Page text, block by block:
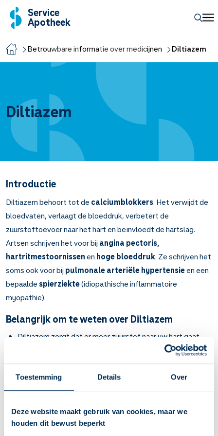
Toestemming Details Over
Deze website maakt gebruik van cookies, maar we
houden dit bewust beperkt
Service
Apotheek
Betrouwbare informatie over medicijnen Diltiazem
Diltiazem
Introductie
Diltiazem behoort tot de calciumblokkers. Het verwijdt de
bloedvaten, verlaagt de bloeddruk, verbetert de
zuurstoftoevoer naar het hart en beïnvloedt de hartslag.
Artsen schrijven het voor bij angina pectoris,
hartritmestoornissenen hoge bloeddruk. Ze schrijven het
soms ook voor bij pulmonale arteriële hypertensieen een
bepaaldespierziekte(idiopathische inflammatoire
myopathie).
Belangrijk om te weten over Diltiazem
Diltiazem zorgt dat er meer zuurstof naar uw hart gaat.
Het heeft een goede invloed op uw hartslag. Ook maakt
het uw bloedvaten wijder en verlaagt hierdoor uw
Bij angina pectoris (pijnlijk en drukkend gevoel op de
borst), hartritmestoornissen en bij hoge bloeddruk.
Bij angina pectoris en hartritmestoornissen heeft u binnen
15 minuten (gewone tabletten) tot 2 uur (tabletten met
vertraagde afgifte) minder last van uw klachten.